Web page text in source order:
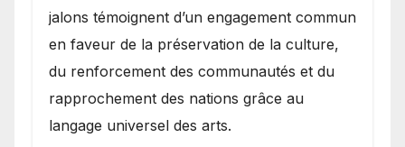
jalons témoignent d’un engagement commun
en faveur de la préservation de la culture,
du renforcement des communautés et du
rapprochement des nations grâce au
langage universel des arts.